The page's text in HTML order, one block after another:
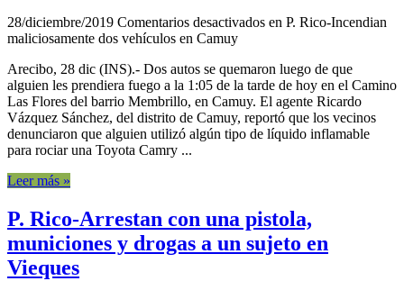
28/diciembre/2019 Comentarios desactivados en P. Rico-Incendian
maliciosamente dos vehículos en Camuy
Arecibo, 28 dic (INS).- Dos autos se quemaron luego de que
alguien les prendiera fuego a la 1:05 de la tarde de hoy en el Camino
Las Flores del barrio Membrillo, en Camuy. El agente Ricardo
Vázquez Sánchez, del distrito de Camuy, reportó que los vecinos
denunciaron que alguien utilizó algún tipo de líquido inflamable
para rociar una Toyota Camry ...
Leer más »
P. Rico-Arrestan con una pistola,
municiones y drogas a un sujeto en
Vieques